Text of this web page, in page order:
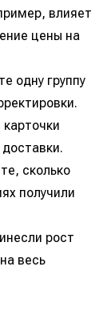
влияет
цены на
одну группу
сколько
получили
рост
весь